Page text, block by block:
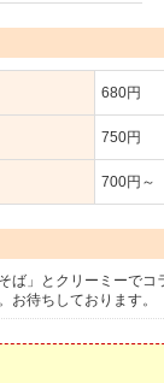
680円
750円
700円～
ば」とクリーミーで
お待ちしております。